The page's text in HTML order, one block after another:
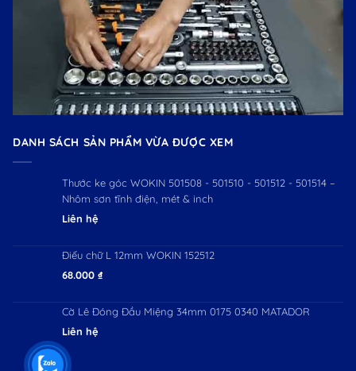
DANH SÁCH SẢN PHẨM VỪA ĐƯỢC XEM
Thước ke góc WOKIN 501508 - 501510 - 501512 - 501514 –
Nhôm sơn tĩnh điện, mét & inch
Liên hệ
Điếu chữ L 12mm WOKIN 152512
68.000 ₫
Cờ Lê Đóng Đầu Miệng 34mm 0175 0340 MATADOR
Liên hệ